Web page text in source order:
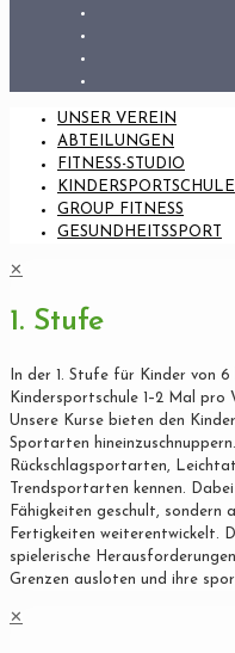
UNSER VEREIN
ABTEILUNGEN
FITNESS-STUDIO
KINDERSPORTSCHULE
GROUP FITNESS
GESUNDHEITSSPORT
✕
1. Stufe
In der 1. Stufe für Kinder von
Kindersportschule 1–2 Mal
Unsere Kurse bieten den
Sportarten
Rückschlagsportarten,
Trendsportarten kennen.
Fähigkeiten geschult, sondern
Fertigkeiten weiterentwickelt.
spielerische
Grenzen ausloten und ihre
✕